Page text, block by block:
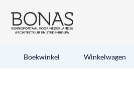
Boekwinkel Winkelwagen